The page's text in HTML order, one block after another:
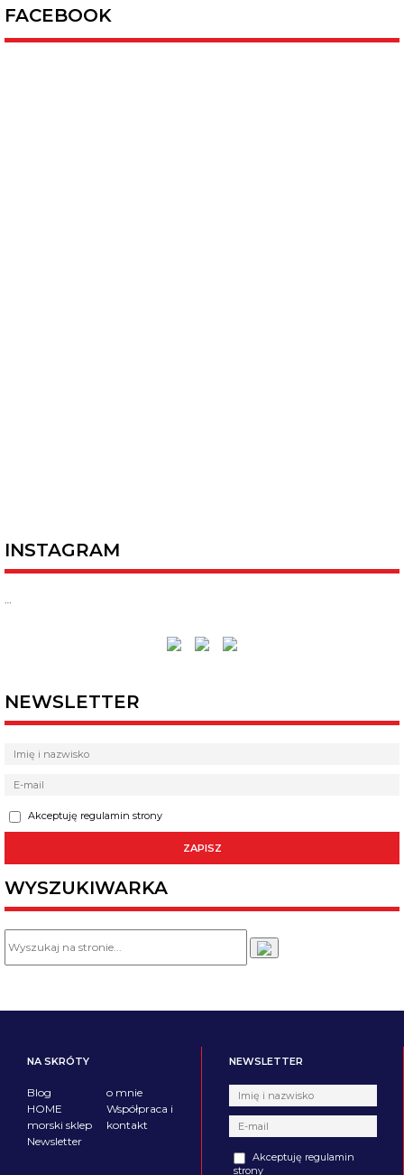
FACEBOOK
INSTAGRAM
…
NEWSLETTER
Akceptuję regulamin strony
WYSZUKIWARKA
NA SKRÓTY
Blog
HOME
morski sklep
Newsletter
o mnie
Współpraca i
kontakt
NEWSLETTER
Akceptuję regulamin
strony